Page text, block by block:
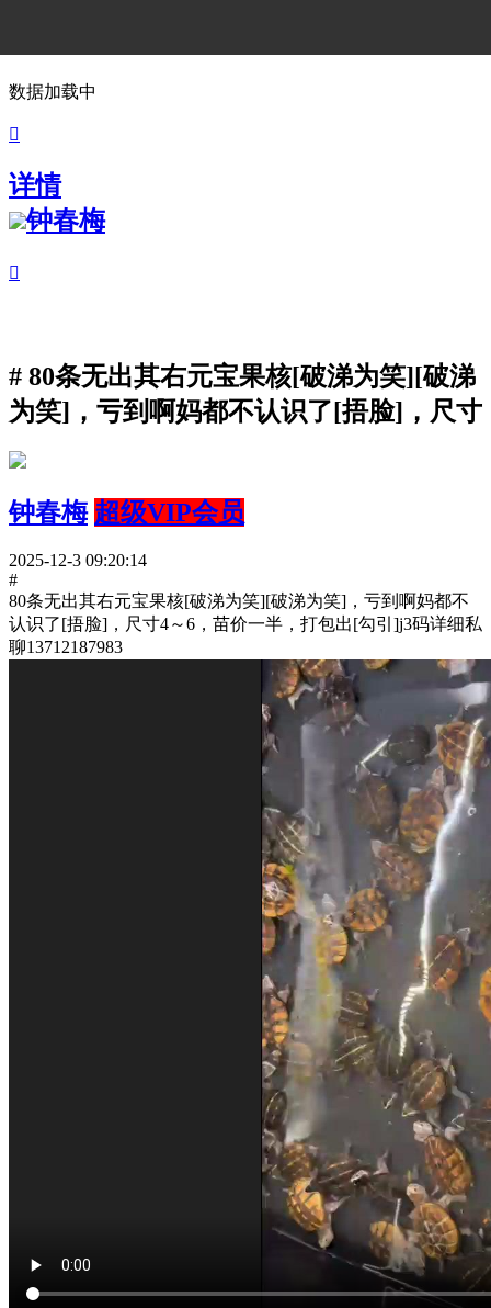
数据加载中

详情
钟春梅

# 80条无出其右元宝果核[破涕为笑][破涕
为笑]，亏到啊妈都不认识了[捂脸]，尺寸
钟春梅 超级VIP会员
2025-12-3 09:20:14
#
80条无出其右元宝果核[破涕为笑][破涕为笑]，亏到啊妈都不
认识了[捂脸]，尺寸4～6，苗价一半，打包出[勾引]j3码详细私
聊13712187983